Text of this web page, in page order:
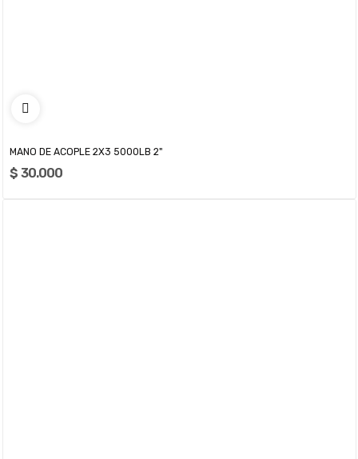
MANO DE ACOPLE 2X3 5000LB 2"
$ 30.000